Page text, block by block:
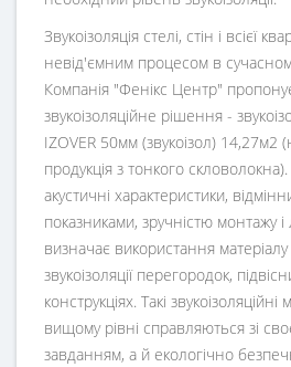
Звукоізоляція стелі, стін і всієї
невід'ємним процесом в
Компанія "Фенікс Центр"
звукоізоляційне рішення -
IZOVER 50мм (звукоізол) 14,27м2
продукція з тонкого
акустичні характеристики,
показниками, зручністю монтажу
визначає використання матеріалу
звукоізоляції перегородок,
конструкціях. Такі
вищому рівні справляються зі
завданням, а й екологічно